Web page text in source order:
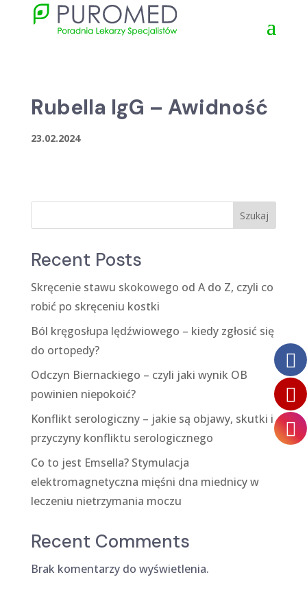
Rubella IgG – Awidność
23.02.2024
Szukaj
Recent Posts
Skręcenie stawu skokowego od A do Z, czyli co
robić po skręceniu kostki
Ból kręgosłupa lędźwiowego – kiedy zgłosić się
do ortopedy?
Odczyn Biernackiego – czyli jaki wynik OB
powinien niepokoić?
Konflikt serologiczny – jakie są objawy, skutki i
przyczyny konfliktu serologicznego
Co to jest Emsella? Stymulacja
elektromagnetyczna mięśni dna miednicy w
leczeniu nietrzymania moczu
Recent Comments
Brak komentarzy do wyświetlenia.